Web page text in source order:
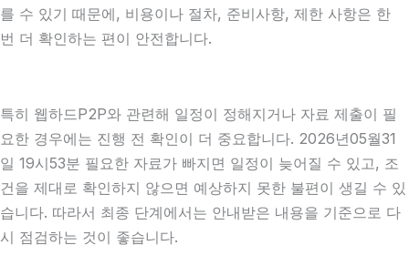
를 수 있기 때문에, 비용이나 절차, 준비사항, 제한 사항은 한
번 더 확인하는 편이 안전합니다.
특히 웹하드P2P와 관련해 일정이 정해지거나 자료 제출이 필
요한 경우에는 진행 전 확인이 더 중요합니다. 2026년05월31
일 19시53분 필요한 자료가 빠지면 일정이 늦어질 수 있고, 조
건을 제대로 확인하지 않으면 예상하지 못한 불편이 생길 수 있
습니다. 따라서 최종 단계에서는 안내받은 내용을 기준으로 다
시 점검하는 것이 좋습니다.